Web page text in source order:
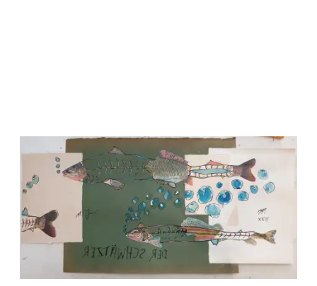
Katalog
Vita
News